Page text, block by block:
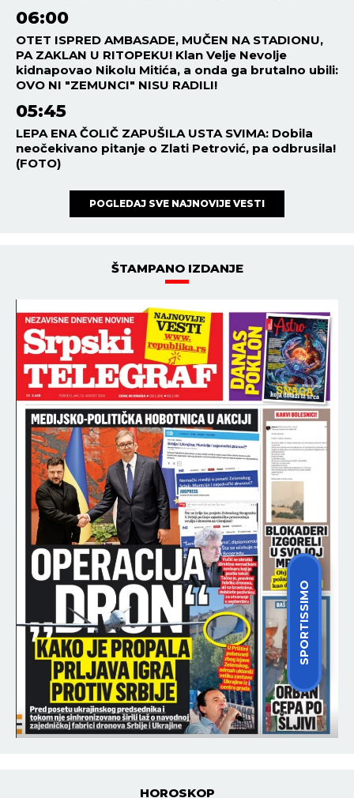
SPORTISSIMO
06:00
OTET ISPRED AMBASADE, MUČEN NA STADIONU,
PA ZAKLAN U RITOPEKU! Klan Velje Nevolje
kidnapovao Nikolu Mitića, a onda ga brutalno ubili:
OVO NI "ZEMUNCI" NISU RADILI!
05:45
LEPA ENA ČOLIČ ZAPUŠILA USTA SVIMA: Dobila
neočekivano pitanje o Zlati Petrović, pa odbrusila!
(FOTO)
POGLEDAJ SVE NAJNOVIJE VESTI
ŠTAMPANO IZDANJE
HOROSKOP